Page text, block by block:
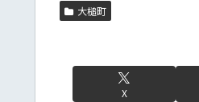
大槌町
X